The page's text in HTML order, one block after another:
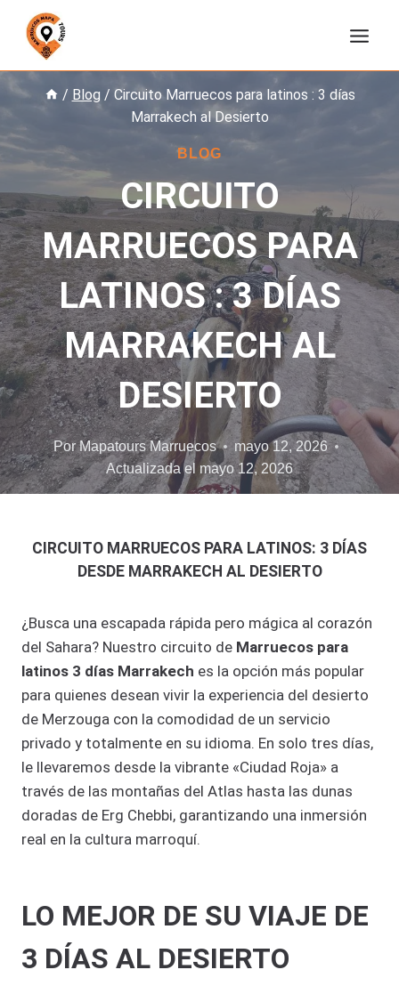
Saltar
contenido
/ Blog / Circuito Marruecos para latinos : 3 días
Marrakech al Desierto
BLOG
CIRCUITO
MARRUECOS PARA
LATINOS : 3 DÍAS
MARRAKECH AL
DESIERTO
Por Mapatours Marruecos
mayo 12, 2026
Actualizada el mayo 12, 2026
CIRCUITO MARRUECOS PARA LATINOS: 3 DÍAS
DESDE MARRAKECH AL DESIERTO
¿Busca una escapada rápida pero mágica al corazón
del Sahara? Nuestro circuito de Marruecos para
latinos 3 días Marrakech es la opción más popular
para quienes desean vivir la experiencia del desierto
de Merzouga con la comodidad de un servicio
privado y totalmente en su idioma. En solo tres días,
le llevaremos desde la vibrante «Ciudad Roja» a
través de las montañas del Atlas hasta las dunas
doradas de Erg Chebbi, garantizando una inmersión
real en la cultura marroquí.
LO MEJOR DE SU VIAJE DE
3 DÍAS AL DESIERTO